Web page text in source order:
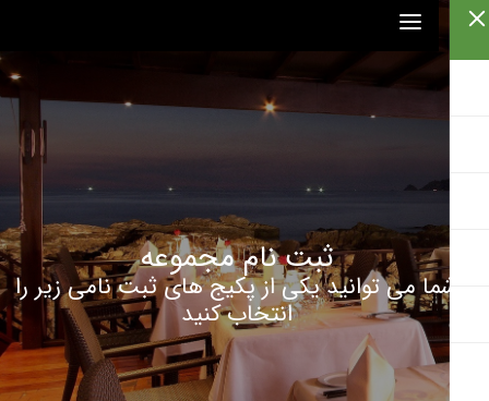
ثبت نام مجموعه
می توانید یکی از پکیج های ثبت نامی زیر را
انتخاب کنید